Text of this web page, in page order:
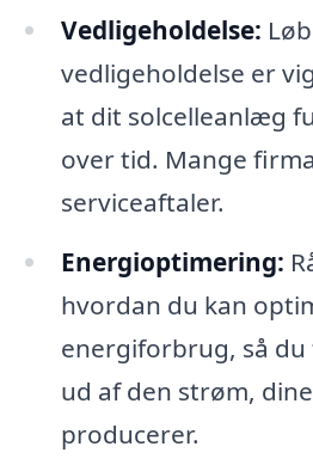
Vedligeholdelse:
vedligeholdelse er
at dit solcelleanlæg
over tid. Mange
serviceaftaler.
Energioptimering:
hvordan du kan
energiforbrug, så
ud af den strøm,
producerer.